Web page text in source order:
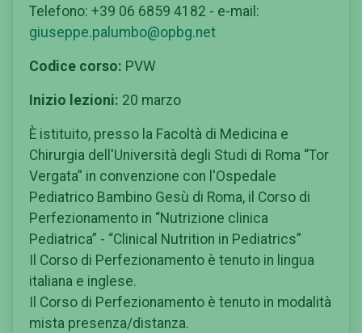
Telefono: +39 06 6859 4182 - e-mail:
giuseppe.palumbo@opbg.net
Codice corso: PVW
Inizio lezioni: 20 marzo
È istituito, presso la Facoltà di Medicina e
Chirurgia dell'Università degli Studi di Roma “Tor
Vergata” in convenzione con l'Ospedale
Pediatrico Bambino Gesù di Roma, il Corso di
Perfezionamento in “Nutrizione clinica
Pediatrica” - “Clinical Nutrition in Pediatrics”
Il Corso di Perfezionamento è tenuto in lingua
italiana e inglese.
Il Corso di Perfezionamento è tenuto in modalità
mista presenza/distanza.